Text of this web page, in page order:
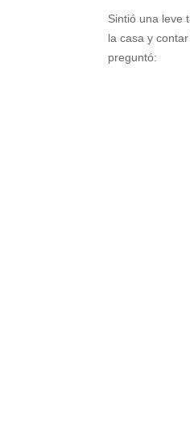
Sintió una leve
la casa y
preguntó: